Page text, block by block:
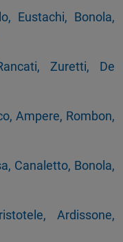
Eustachi, Bonola,
Zuretti, De
Ampere, Rombon,
Canaletto, Bonola,
Ardissone,